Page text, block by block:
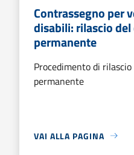
Contrassegno per
disabili: rilascio
permanente
Procedimento di
permanente
VAI ALLA PAGINA